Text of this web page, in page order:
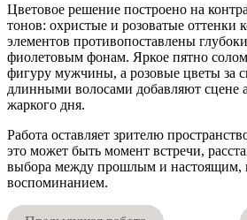
Цветовое решение построено на
тонов: охристые и розоватые оттенки
элементов противопоставлены
фиолетовым фонам. Яркое пятно
фигуру мужчины, а розовые цветы за
длинными волосами добавляют сцене
жаркого дня.
Работа оставляет зрителю
это может быть момент встречи,
выбора между прошлым и настоящим,
воспоминанием.